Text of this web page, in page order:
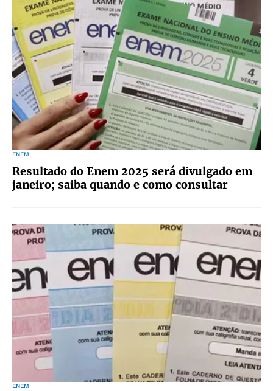
ENEM
Resultado do Enem 2025 será divulgado em
janeiro; saiba quando e como consultar
ENEM